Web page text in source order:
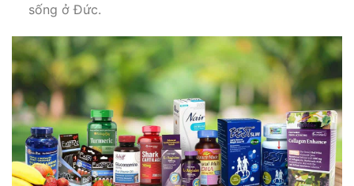
sống ở Đức.